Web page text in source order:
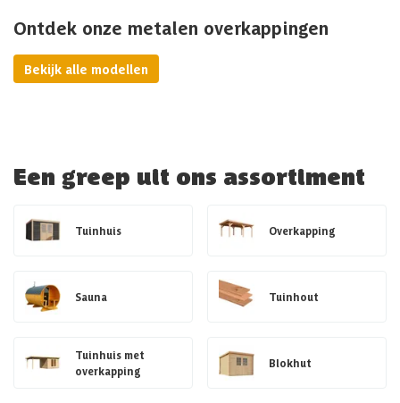
Ontdek onze metalen overkappingen
Bekijk alle modellen
Een greep uit ons assortiment
Tuinhuis Overkapping
Sauna Tuinhout
Tuinhuis met
overkapping
Blokhut